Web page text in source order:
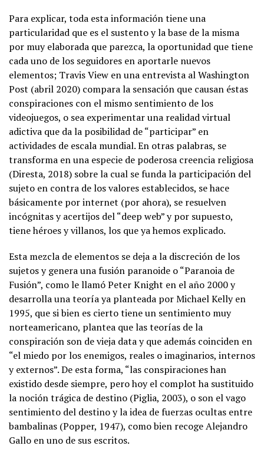
Para explicar, toda esta información tiene una
particularidad que es el sustento y la base de la misma
por muy elaborada que parezca, la oportunidad que tiene
cada uno de los seguidores en aportarle nuevos
elementos; Travis View en una entrevista al Washington
Post (abril 2020) compara la sensación que causan éstas
conspiraciones con el mismo sentimiento de los
videojuegos, o sea experimentar una realidad virtual
adictiva que da la posibilidad de “participar” en
actividades de escala mundial. En otras palabras, se
transforma en una especie de poderosa creencia religiosa
(Diresta, 2018) sobre la cual se funda la participación del
sujeto en contra de los valores establecidos, se hace
básicamente por internet (por ahora), se resuelven
incógnitas y acertijos del “deep web” y por supuesto,
tiene héroes y villanos, los que ya hemos explicado.
Esta mezcla de elementos se deja a la discreción de los
sujetos y genera una fusión paranoide o “Paranoia de
Fusión”, como le llamó Peter Knight en el año 2000 y
desarrolla una teoría ya planteada por Michael Kelly en
1995, que si bien es cierto tiene un sentimiento muy
norteamericano, plantea que las teorías de la
conspiración son de vieja data y que además coinciden en
“el miedo por los enemigos, reales o imaginarios, internos
y externos”. De esta forma, “las conspiraciones han
existido desde siempre, pero hoy el complot ha sustituido
la noción trágica de destino (Piglia, 2003), o son el vago
sentimiento del destino y la idea de fuerzas ocultas entre
bambalinas (Popper, 1947), como bien recoge Alejandro
Gallo en uno de sus escritos.